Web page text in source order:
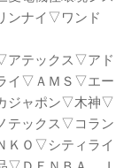
ンナイ▽ワンド
アテックス▽アド
イ▽ＡＭＳ▽エー
ジャポン▽木神▽
テックス▽コラン
ＫＯ▽シティライ